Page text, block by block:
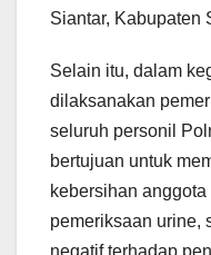
Siantar, Kabupaten
Selain itu, dalam
dilaksanakan
seluruh personil
bertujuan untuk
kebersihan
pemeriksaan urine,
negatif terhadap